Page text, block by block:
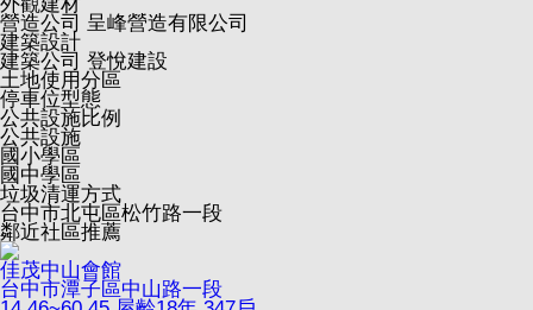
營造公司 呈峰營造有限公司
建築設計
建築公司 登悅建設
土地使用分區
停車位型態
公共設施比例
公共設施
國小學區
國中學區
垃圾清運方式
台中市北屯區松竹路一段
鄰近社區推薦
佳茂中山會館
台中市潭子區中山路一段